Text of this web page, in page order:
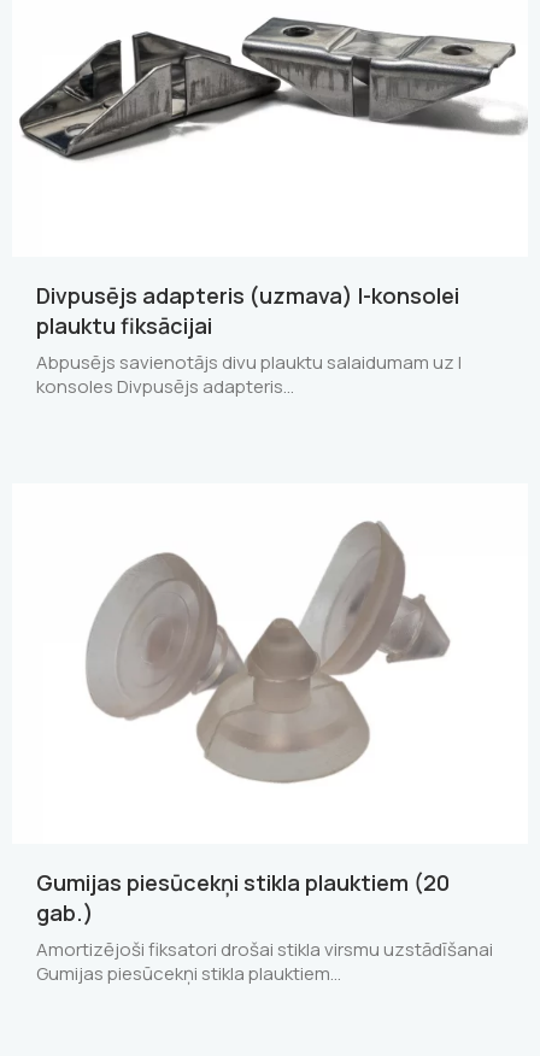
Divpusējs adapteris (uzmava) I-konsolei
plauktu fiksācijai
Abpusējs savienotājs divu plauktu salaidumam uz I
konsoles Divpusējs adapteris…
Gumijas piesūcekņi stikla plauktiem (20
gab.)
Amortizējoši fiksatori drošai stikla virsmu uzstādīšanai
Gumijas piesūcekņi stikla plauktiem…